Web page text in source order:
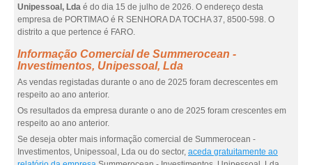
Unipessoal, Lda é do dia 15 de julho de 2026. O endereço desta
empresa de PORTIMAO é R SENHORA DA TOCHA 37, 8500-598. O
distrito a que pertence é FARO.
Informação Comercial de Summerocean -
Investimentos, Unipessoal, Lda
As vendas registadas durante o ano de 2025 foram decrescentes em
respeito ao ano anterior.
Os resultados da empresa durante o ano de 2025 foram crescentes em
respeito ao ano anterior.
Se deseja obter mais informação comercial de Summerocean -
Investimentos, Unipessoal, Lda ou do sector, aceda gratuitamente ao